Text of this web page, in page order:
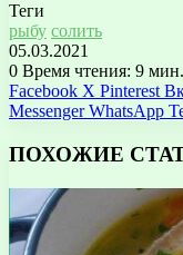
Теги
рыбу солить
05.03.2021
0 Время чтения: 9 мин.
Facebook X Pinterest
Messenger WhatsApp
ПОХОЖИЕ